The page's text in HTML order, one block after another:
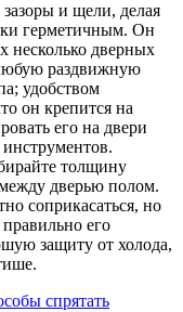
и щели, делая
герметичным. Он
дверных
раздвижную
удобством
он крепится на
его на двери
толщину
дверью полом.
соприкасаться, но
его
защиту от холода,
спрятать